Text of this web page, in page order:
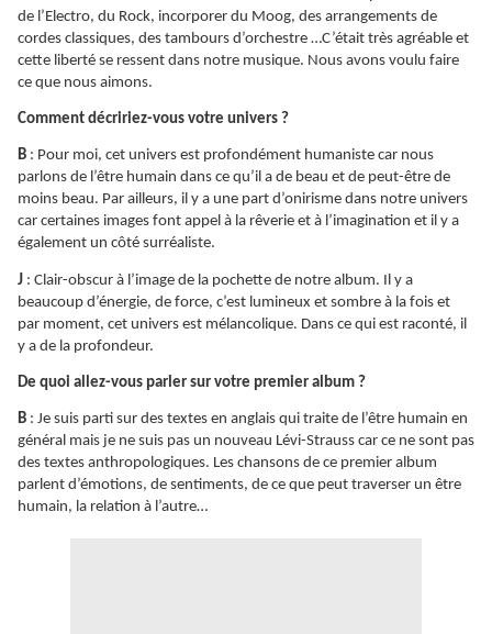
de l’Electro, du Rock, incorporer du Moog, des arrangements de
cordes classiques, des tambours d’orchestre …C’était très agréable et
cette liberté se ressent dans notre musique. Nous avons voulu faire
ce que nous aimons.
Comment décririez-vous votre univers ?
B : Pour moi, cet univers est profondément humaniste car nous
parlons de l’être humain dans ce qu’il a de beau et de peut-être de
moins beau. Par ailleurs, il y a une part d’onirisme dans notre univers
car certaines images font appel à la rêverie et à l’imagination et il y a
également un côté surréaliste.
J : Clair-obscur à l’image de la pochette de notre album. Il y a
beaucoup d’énergie, de force, c’est lumineux et sombre à la fois et
par moment, cet univers est mélancolique. Dans ce qui est raconté, il
y a de la profondeur.
De quoi allez-vous parler sur votre premier album ?
B : Je suis parti sur des textes en anglais qui traite de l’être humain en
général mais je ne suis pas un nouveau Lévi-Strauss car ce ne sont pas
des textes anthropologiques. Les chansons de ce premier album
parlent d’émotions, de sentiments, de ce que peut traverser un être
humain, la relation à l’autre…